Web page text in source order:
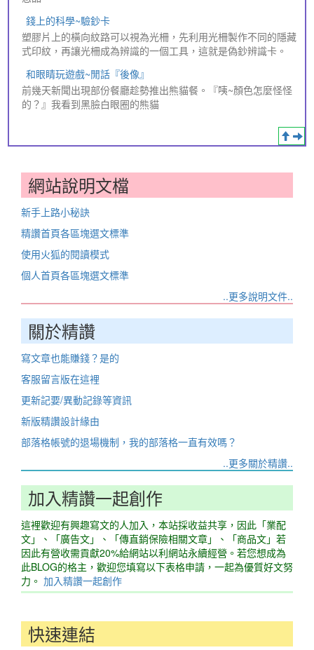
錢上的科學~驗鈔卡
塑膠片上的橫向紋路可以視為光柵，先利用光柵製作不同的隱藏
式印紋，再讓光柵成為辨識的一個工具，這就是偽鈔辨識卡。
和眼睛玩遊戲~閒話『後像』
前幾天新聞出現部份餐廳趁勢推出熊貓餐。『咦~顏色怎麼怪怪
的？』我看到黑臉白眼圈的熊貓
網站說明文檔
新手上路小秘訣
精讚首頁各區塊選文標準
使用火狐的閱讀模式
個人首頁各區塊選文標準
..更多說明文件..
關於精讚
寫文章也能賺錢？是的
客服留言版在這裡
更新記要/異動記錄等資訊
新版精讚設計緣由
部落格帳號的退場機制，我的部落格一直有效嗎？
..更多關於精讚..
加入精讚一起創作
這裡歡迎有興趣寫文的人加入，本站採收益共享，因此「業配
文」、「廣告文」、「傳直銷保險相關文章」、「商品文」若
因此有營收需貢獻20%給網站以利網站永續經營。若您想成為
此BLOG的格主，歡迎您填寫以下表格申請，一起為優質好文努
力。 加入精讚一起創作
快速連結